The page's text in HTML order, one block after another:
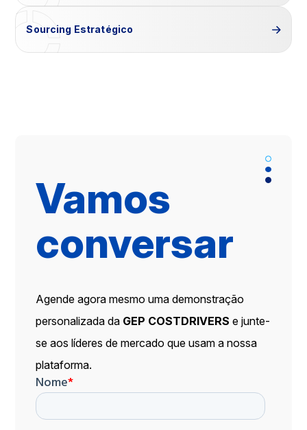
Sourcing Estratégico
Vamos
conversar
Agende agora mesmo uma demonstração
personalizada da GEP COSTDRIVERS e junte-
se aos líderes de mercado que usam a nossa
plataforma.